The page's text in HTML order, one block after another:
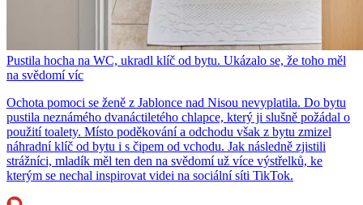
Pustila hocha na WC, ukradl klíč od bytu. Ukázalo se, že toho měl
na svědomí víc
Ochota pomoci se ženě z Jablonce nad Nisou nevyplatila. Do bytu
pustila neznámého dvanáctiletého chlapce, který ji slušně požádal o
použití toalety. Místo poděkování a odchodu však z bytu zmizel
náhradní klíč od bytu i s čipem od vchodu. Jak následně zjistili
strážníci, mladík měl ten den na svědomí už více výstřelků, ke
kterým se nechal inspirovat videi na sociální síti TikTok.